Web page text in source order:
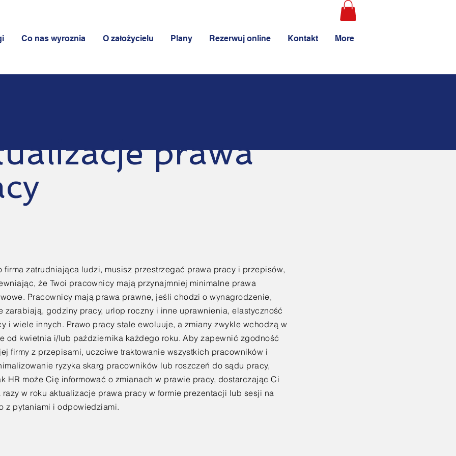
Co nas wyroznia O założycielu Plany Rezerwuj online Kontakt More
prawa
firma zatrudniająca ludzi, musisz przestrzegać prawa pracy i przepisów,
że Twoi pracownicy mają przynajmniej minimalne prawa
Pracownicy mają prawa prawne, jeśli chodzi o wynagrodzenie,
zarabiają, godziny pracy, urlop roczny i inne uprawnienia, elastyczność
i wiele innych. Prawo pracy stale ewoluuje, a zmiany zwykle wchodzą w
od kwietnia i/lub października każdego roku. Aby zapewnić zgodność
firmy z przepisami, uczciwe traktowanie wszystkich pracowników i
ryzyka skarg pracowników lub roszczeń do sądu pracy,
HR może Cię informować o zmianach w prawie pracy, dostarczając Ci
razy w roku aktualizacje prawa pracy w formie prezentacji lub sesji na
z pytaniami i odpowiedziami.